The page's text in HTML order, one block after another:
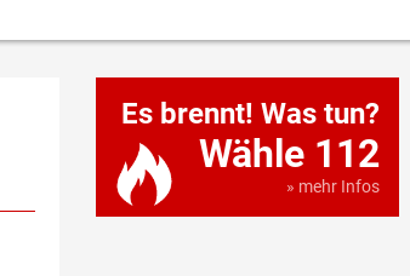
Es brennt! Was tun?
Wähle 112
» mehr Infos